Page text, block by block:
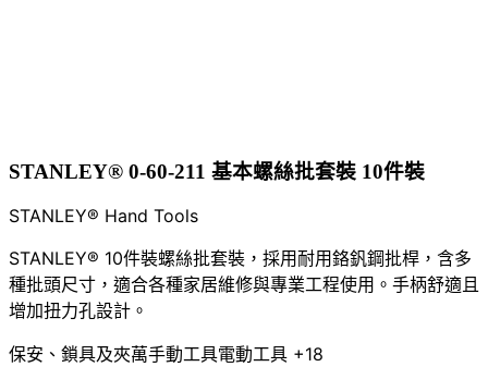
STANLEY® 0-60-211 基本螺絲批套裝 10件裝
STANLEY® Hand Tools
STANLEY® 10件裝螺絲批套裝，採用耐用鉻釩鋼批桿，含多
種批頭尺寸，適合各種家居維修與專業工程使用。手柄舒適且
增加扭力孔設計。
保安、鎖具及夾萬手動工具電動工具 +18